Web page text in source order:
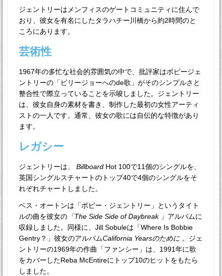
ジェントリーはメンフィスのゲートコミュニティに住んで
おり、彼女を有名にしたタラハチー川橋から約2時間のと
ころにあります。
芸術性
1967年の多忙な社会的雰囲気の中で、批評家はボビージェ
ントリーの「ビリージョーへのde歌」がそのシンプルさと
整合性で際立っていることを示唆しました。ジェントリー
は、彼女自身の素材を書き、制作した最初の女性アーティ
ストの一人です。通常、彼女の歌には自伝的な特徴があり
ます。
レガシー
ジェントリーは、Billboard Hot 100で11個のシングルを、
英国シングルスチャートのトップ40で4個のシングルをそ
れぞれチャートしました。
ベス・オートンは「ボビー・ジェントリー」というタイト
ルの曲を彼女の 「The Side Side of Daybreak」アルバムに
収録しました。同様に、Jill Sobuleは「Where Is Bobbie
Gentry？」彼女のアルバムCalifornia Yearsのために 。ジェ
ントリーの1969年の作曲「ファンシー」は、1991年に歌
をカバーしたReba McEntireにトップ10のヒットをもたら
しました。